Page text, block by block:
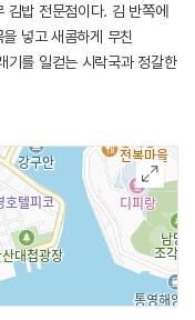
김밥 전문점이다. 김 반쪽에
넣고 새콤하게 무친
기를 일컫는 시락국과 정갈한